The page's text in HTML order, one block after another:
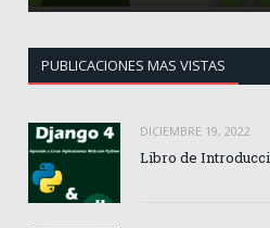
PUBLICACIONES MAS VISTAS
DICIEMBRE 19, 2022
Libro de